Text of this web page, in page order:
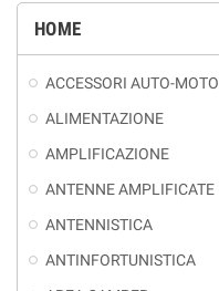
HOME
ACCESSORI AUTO-MOTO
ALIMENTAZIONE
AMPLIFICAZIONE
ANTENNE AMPLIFICATE
ANTENNISTICA
ANTINFORTUNISTICA